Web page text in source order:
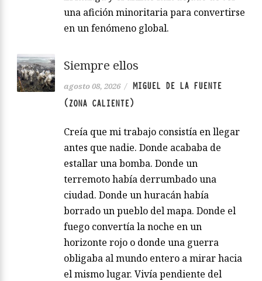
una afición minoritaria para convertirse
en un fenómeno global.
Siempre ellos
agosto 08, 2026 / MIGUEL DE LA FUENTE
(ZONA CALIENTE)
Creía que mi trabajo consistía en llegar
antes que nadie. Donde acababa de
estallar una bomba. Donde un
terremoto había derrumbado una
ciudad. Donde un huracán había
borrado un pueblo del mapa. Donde el
fuego convertía la noche en un
horizonte rojo o donde una guerra
obligaba al mundo entero a mirar hacia
el mismo lugar. Vivía pendiente del